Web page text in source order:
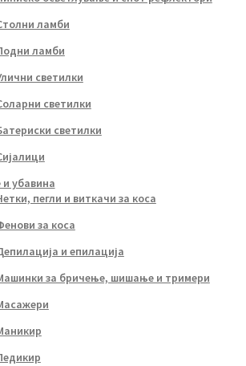
ламби
ламби
светилки
светилки
светилки
и убавина
пегли и виткачи за коса
за коса
и епилација
за бричење, шишање и тримери